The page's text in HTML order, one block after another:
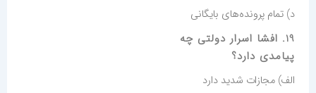
د) تمام پرونده‌های بایگانی
19. افشا اسرار دولتی چه
پیامدی دارد؟
الف) مجازات شدید دارد